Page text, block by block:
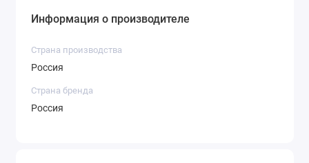
Информация о производителе
Страна производства
Россия
Страна бренда
Россия